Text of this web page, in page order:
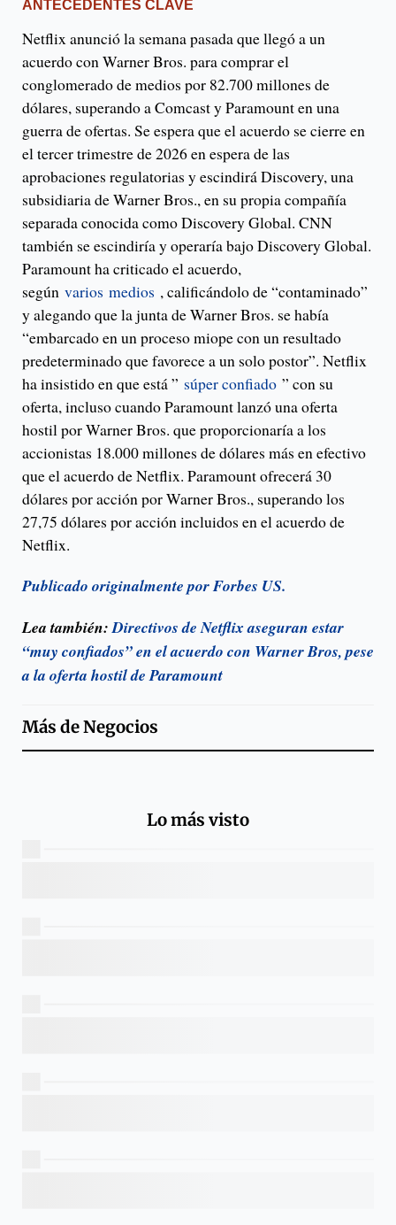
ANTECEDENTES CLAVE
Netflix anunció la semana pasada que llegó a un
acuerdo con Warner Bros. para comprar el
conglomerado de medios por 82.700 millones de
dólares, superando a Comcast y Paramount en una
guerra de ofertas. Se espera que el acuerdo se cierre en
el tercer trimestre de 2026 en espera de las
aprobaciones regulatorias y escindirá Discovery, una
subsidiaria de Warner Bros., en su propia compañía
separada conocida como Discovery Global. CNN
también se escindiría y operaría bajo Discovery Global.
Paramount ha criticado el acuerdo,
según varios medios , calificándolo de “contaminado”
y alegando que la junta de Warner Bros. se había
“embarcado en un proceso miope con un resultado
predeterminado que favorece a un solo postor”. Netflix
ha insistido en que está ” súper confiado ” con su
oferta, incluso cuando Paramount lanzó una oferta
hostil por Warner Bros. que proporcionaría a los
accionistas 18.000 millones de dólares más en efectivo
que el acuerdo de Netflix. Paramount ofrecerá 30
dólares por acción por Warner Bros., superando los
27,75 dólares por acción incluidos en el acuerdo de
Netflix.
Publicado originalmente por Forbes US.
Lea también:Directivos de Netflix aseguran estar
“muy confiados” en el acuerdo con Warner Bros, pese
a la oferta hostil de Paramount
Más deNegocios
Lo más visto